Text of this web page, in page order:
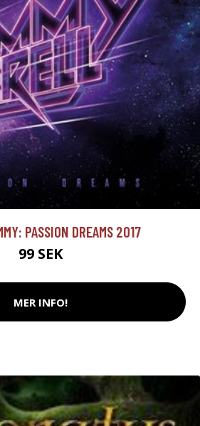
PASSION DREAMS 2017
99 SEK
MER INFO!